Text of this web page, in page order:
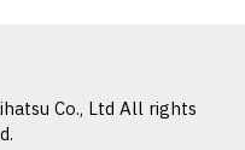
Co., Ltd All rights